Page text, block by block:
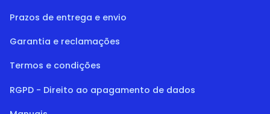
Prazos de entrega e envio
Garantia e reclamações
Termos e condições
RGPD - Direito ao apagamento de dados